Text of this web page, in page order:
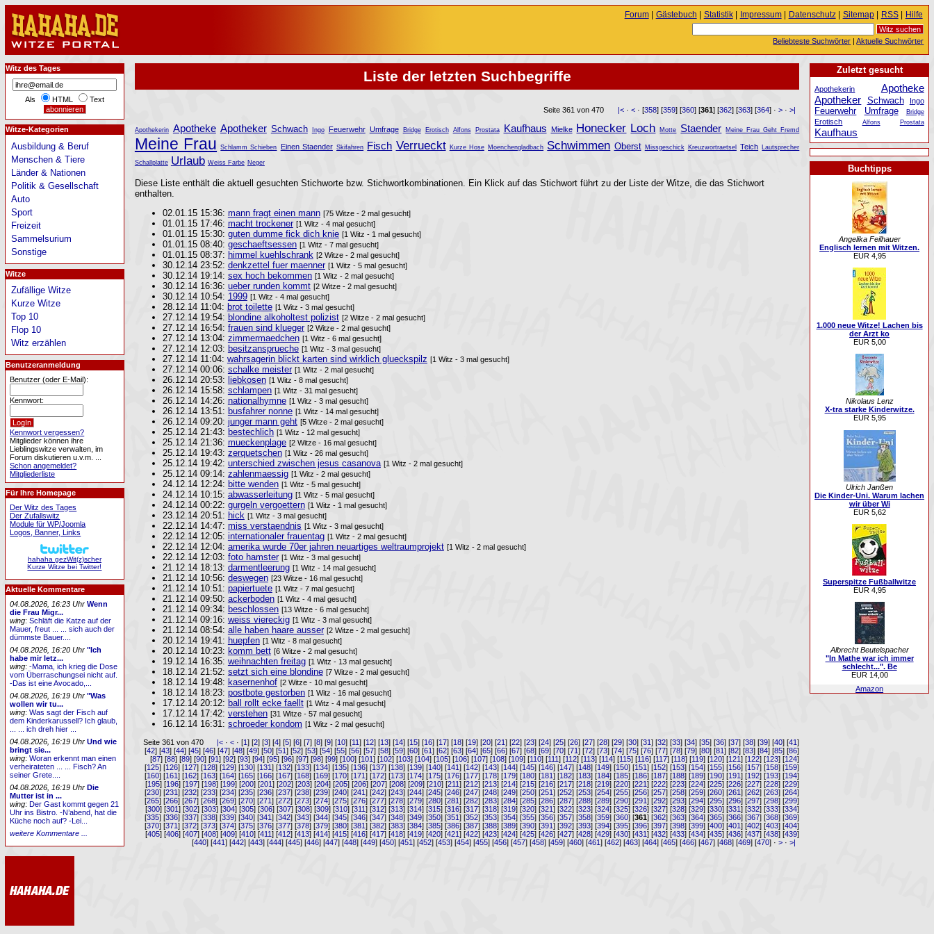
Liste der letzten Suchbegriffe
Seite 361 von 470 |<· <· [358] [359] [360] [361] [362] [363] [364] · >· >|
Apothekerin Apotheke Apotheker Schwach Ingo Feuerwehr Umfrage Bridge Erotisch Alfons Prostata Kaufhaus Mielke Honecker Loch Motte Staender Meine Frau Geht Fremd
Meine Frau Schlamm Schieben Einen Staender Skifahren Fisch Verrueckt Kurze Hose Moenchengladbach Schwimmen Oberst Missgeschick Kreuzwortraetsel Teich Lautsprecher
Schallplatte Urlaub Weiss Farbe Neger
Diese Liste enthält die aktuell gesuchten Stichworte bzw. Stichwortkombinationen. Ein Klick auf das Stichwort führt zu der Liste der Witze, die das Stichwort
enthalten.
02.01.15 15:36: mann fragt einen mann [75 Witze - 2 mal gesucht]
01.01.15 17:46: macht trockener [1 Witz - 4 mal gesucht]
01.01.15 15:30: guten dumme fick dich knie [1 Witz - 1 mal gesucht]
01.01.15 08:40: geschaeftsessen [1 Witz - 7 mal gesucht]
01.01.15 08:37: himmel kuehlschrank [2 Witze - 2 mal gesucht]
30.12.14 23:52: denkzettel fuer maenner [1 Witz - 5 mal gesucht]
30.12.14 19:14: sex hoch bekommen [1 Witz - 2 mal gesucht]
30.12.14 16:36: ueber runden kommt [2 Witze - 2 mal gesucht]
30.12.14 10:54: 1999 [1 Witz - 4 mal gesucht]
28.12.14 11:04: brot toilette [1 Witz - 3 mal gesucht]
27.12.14 19:54: blondine alkoholtest polizist [2 Witze - 2 mal gesucht]
27.12.14 16:54: frauen sind klueger [2 Witze - 2 mal gesucht]
27.12.14 13:04: zimmermaedchen [1 Witz - 6 mal gesucht]
27.12.14 12:03: besitzansprueche [1 Witz - 3 mal gesucht]
27.12.14 11:04: wahrsagerin blickt karten sind wirklich glueckspilz [1 Witz - 3 mal gesucht]
27.12.14 00:06: schalke meister [1 Witz - 2 mal gesucht]
26.12.14 20:53: liebkosen [1 Witz - 8 mal gesucht]
26.12.14 15:58: schlampen [1 Witz - 31 mal gesucht]
26.12.14 14:26: nationalhymne [1 Witz - 3 mal gesucht]
26.12.14 13:51: busfahrer nonne [1 Witz - 14 mal gesucht]
26.12.14 09:20: junger mann geht [5 Witze - 2 mal gesucht]
25.12.14 21:43: bestechlich [1 Witz - 12 mal gesucht]
25.12.14 21:36: mueckenplage [2 Witze - 16 mal gesucht]
25.12.14 19:43: zerquetschen [1 Witz - 26 mal gesucht]
25.12.14 19:42: unterschied zwischen jesus casanova [1 Witz - 2 mal gesucht]
25.12.14 09:14: zahlenmaessig [1 Witz - 2 mal gesucht]
24.12.14 12:24: bitte wenden [1 Witz - 5 mal gesucht]
24.12.14 10:15: abwasserleitung [1 Witz - 5 mal gesucht]
24.12.14 00:22: gurgeln vergoettern [1 Witz - 1 mal gesucht]
23.12.14 20:51: hick [1 Witz - 3 mal gesucht]
22.12.14 14:47: miss verstaendnis [1 Witz - 3 mal gesucht]
22.12.14 12:05: internationaler frauentag [1 Witz - 2 mal gesucht]
22.12.14 12:04: amerika wurde 70er jahren neuartiges weltraumprojekt [1 Witz - 2 mal gesucht]
22.12.14 12:03: foto hamster [1 Witz - 3 mal gesucht]
21.12.14 18:13: darmentleerung [1 Witz - 14 mal gesucht]
21.12.14 10:56: deswegen [23 Witze - 16 mal gesucht]
21.12.14 10:51: papiertuete [1 Witz - 7 mal gesucht]
21.12.14 09:50: ackerboden [1 Witz - 4 mal gesucht]
21.12.14 09:34: beschlossen [13 Witze - 6 mal gesucht]
21.12.14 09:16: weiss viereckig [1 Witz - 3 mal gesucht]
21.12.14 08:54: alle haben haare ausser [2 Witze - 2 mal gesucht]
20.12.14 19:41: huepfen [1 Witz - 8 mal gesucht]
20.12.14 10:23: komm bett [6 Witze - 2 mal gesucht]
19.12.14 16:35: weihnachten freitag [1 Witz - 13 mal gesucht]
18.12.14 21:52: setzt sich eine blondine [7 Witze - 2 mal gesucht]
18.12.14 19:48: kasernenhof [2 Witze - 10 mal gesucht]
18.12.14 18:23: postbote gestorben [1 Witz - 16 mal gesucht]
17.12.14 20:12: ball rollt ecke faellt [1 Witz - 4 mal gesucht]
17.12.14 17:42: verstehen [31 Witze - 57 mal gesucht]
16.12.14 16:31: schroeder kondom [1 Witz - 2 mal gesucht]
Seite 361 von 470 |< ·< · [1] [2] [3] [4] [5] [6] [7] [8] [9] [10] [11] [12] [13] [14] [15] [16] [17] [18] [19] [20] [21] [22] [23] [24] [25] [26] [27] [28] [29] [30] [31] [32] [33] [34] [35] [36] [37] [38] [39] [40] [41]
[42] [43] [44] [45] [46] [47] [48] [49] [50] [51] [52] [53] [54] [55] [56] [57] [58] [59] [60] [61] [62] [63] [64] [65] [66] [67] [68] [69] [70] [71] [72] [73] [74] [75] [76] [77] [78] [79] [80] [81] [82] [83] [84] [85] [86]
[87] [88] [89] [90] [91] [92] [93] [94] [95] [96] [97] [98] [99] [100] [101] [102] [103] [104] [105] [106] [107] [108] [109] [110] [111] [112] [113] [114] [115] [116] [117] [118] [119] [120] [121] [122] [123] [124]
[125] [126] [127] [128] [129] [130] [131] [132] [133] [134] [135] [136] [137] [138] [139] [140] [141] [142] [143] [144] [145] [146] [147] [148] [149] [150] [151] [152] [153] [154] [155] [156] [157] [158] [159]
[160] [161] [162] [163] [164] [165] [166] [167] [168] [169] [170] [171] [172] [173] [174] [175] [176] [177] [178] [179] [180] [181] [182] [183] [184] [185] [186] [187] [188] [189] [190] [191] [192] [193] [194]
[195] [196] [197] [198] [199] [200] [201] [202] [203] [204] [205] [206] [207] [208] [209] [210] [211] [212] [213] [214] [215] [216] [217] [218] [219] [220] [221] [222] [223] [224] [225] [226] [227] [228] [229]
[230] [231] [232] [233] [234] [235] [236] [237] [238] [239] [240] [241] [242] [243] [244] [245] [246] [247] [248] [249] [250] [251] [252] [253] [254] [255] [256] [257] [258] [259] [260] [261] [262] [263] [264]
[265] [266] [267] [268] [269] [270] [271] [272] [273] [274] [275] [276] [277] [278] [279] [280] [281] [282] [283] [284] [285] [286] [287] [288] [289] [290] [291] [292] [293] [294] [295] [296] [297] [298] [299]
[300] [301] [302] [303] [304] [305] [306] [307] [308] [309] [310] [311] [312] [313] [314] [315] [316] [317] [318] [319] [320] [321] [322] [323] [324] [325] [326] [327] [328] [329] [330] [331] [332] [333] [334]
[335] [336] [337] [338] [339] [340] [341] [342] [343] [344] [345] [346] [347] [348] [349] [350] [351] [352] [353] [354] [355] [356] [357] [358] [359] [360] [361] [362] [363] [364] [365] [366] [367] [368] [369]
[370] [371] [372] [373] [374] [375] [376] [377] [378] [379] [380] [381] [382] [383] [384] [385] [386] [387] [388] [389] [390] [391] [392] [393] [394] [395] [396] [397] [398] [399] [400] [401] [402] [403] [404]
[405] [406] [407] [408] [409] [410] [411] [412] [413] [414] [415] [416] [417] [418] [419] [420] [421] [422] [423] [424] [425] [426] [427] [428] [429] [430] [431] [432] [433] [434] [435] [436] [437] [438] [439]
[440] [441 ] [442] [443] [444] [445] [446] [447] [448] [449] [450] [451 ] [452] [453] [454] [455] [456] [457] [458] [459] [460] [461 ] [462] [463] [464] [465] [466] [467] [468] [469] [470] · >· >|
Witz des Tages
Als HTML Text
Witze-Kategorien
Ausbildung & Beruf
Menschen & Tiere
Länder & Nationen
Politik & Gesellschaft
Auto
Sport
Freizeit
Sammelsurium
Sonstige
Witze
Zufällige Witze
Kurze Witze
Top 10
Flop 10
Witz erzählen
Benutzeranmeldung
Benutzer (oder E-Mail):
Kennwort:
Kennwort vergessen?
Mitglieder können ihre
Lieblingswitze verwalten, im
Forum diskutieren u.v.m. ...
Schon angemeldet?
Mitgliederliste
Für Ihre Homepage
Der Witz des Tages
Der Zufallswitz
Module für WP/Joomla
Logos, Banner, Links
hahaha gezWit(z)scher
Kurze Witze bei Twitter!
Aktuelle Kommentare
04.08.2026, 16:23 Uhr Wenn
die Frau Migr...
wing:Schläft die Katze auf der
Mauer, freut ... ... sich auch der
dümmste Bauer....
04.08.2026, 16:20 Uhr "Ich
habe mir letz...
wing:-Mama, ich krieg die Dose
vom Überraschungsei nicht auf.
-Das ist eine Avocado,...
04.08.2026, 16:19 Uhr "Was
wollen wir tu...
wing:Was sagt der Fisch auf
dem Kinderkarussell? Ich glaub,
... ... ich dreh hier ...
04.08.2026, 16:19 Uhr Und wie
bringt sie...
wing:Woran erkennt man einen
verheirateten ... ... Fisch? An
seiner Grete....
04.08.2026, 16:19 Uhr Die
Mutter ist in ...
wing:Der Gast kommt gegen 21
Uhr ins Bistro. -N’abend, hat die
Küche noch auf? -Lei...
weitere Kommentare ...
Forum| Gästebuch | Statistik| Impressum| Datenschutz| Sitemap| RSS| Hilfe
Beliebteste Suchwörter |Aktuelle Suchwörter
Zuletzt gesucht
Apothekerin
Apotheke
Apotheker Schwach Ingo
Feuerwehr Umfrage Bridge
Erotisch Alfons Prostata
Kaufhaus
Buchtipps
Angelika Feilhauer
Englisch lernen mit Witzen.
EUR 4,95
1.000 neue Witze! Lachen bis
der Arzt ko
EUR 5,00
Nikolaus Lenz
X-tra starke Kinderwitze.
EUR 5,95
Ulrich Janßen
Die Kinder-Uni. Warum lachen
wir über Wi
EUR 5,62
Superspitze Fußballwitze
EUR 4,95
Albrecht Beutelspacher
"In Mathe war ich immer
schlecht...". Be
EUR 14,00
Amazon